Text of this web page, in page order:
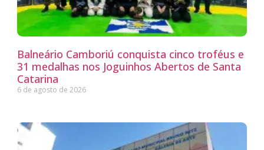
Balneário Camboriú conquista cinco troféus e
31 medalhas nos Joguinhos Abertos de Santa
Catarina
6 de agosto de 2026